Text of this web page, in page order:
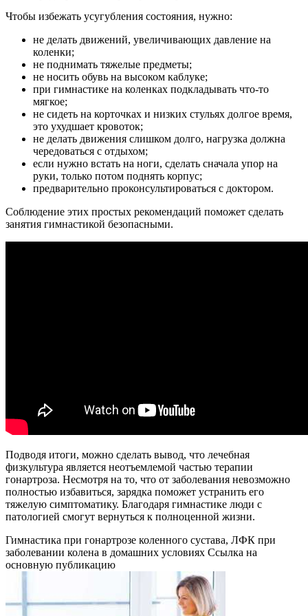
Чтобы избежать усугубления состояния, нужно:
не делать движений, увеличивающих давление на
коленки;
не поднимать тяжелые предметы;
не носить обувь на высоком каблуке;
при гимнастике на коленках подкладывать что-то
мягкое;
не сидеть на корточках и низких стульях долгое время,
это ухудшает кровоток;
не делать движения слишком долго, нагрузка должна
чередоваться с отдыхом;
если нужно встать на ноги, сделать сначала упор на
руки, только потом поднять корпус;
предварительно проконсультироваться с доктором.
Соблюдение этих простых рекомендаций поможет сделать
занятия гимнастикой безопасными.
Подводя итоги, можно сделать вывод, что лечебная
физкультура является неотъемлемой частью терапии
гонартроза. Несмотря на то, что от заболевания невозможно
полностью избавиться, зарядка поможет устранить его
тяжелую симптоматику. Благодаря гимнастике люди с
патологией смогут вернуться к полноценной жизни.
Гимнастика при гонартрозе коленного сустава, ЛФК при
заболевании колена в домашних условиях Ссылка на
основную публикацию